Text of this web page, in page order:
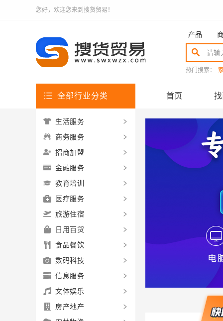
您好，欢迎您来到搜货贸易！
产品
热门搜索：
全部行业分类 首页
生活服务
商务服务
招商加盟
金融服务
教育培训
医疗服务
旅游住宿
日用百货
食品餐饮
数码科技
信息服务
文体娱乐
房产地产